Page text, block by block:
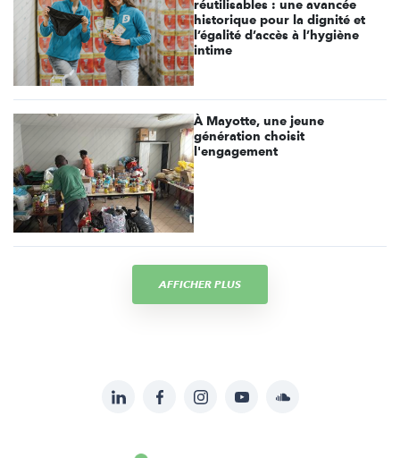
réutilisables : une avancée
historique pour la dignité et
l’égalité d’accès à l’hygiène
intime
À Mayotte, une jeune
génération choisit
l'engagement
AFFICHER PLUS
LinkedInFacebookInstagramYouTubeSoundcloud